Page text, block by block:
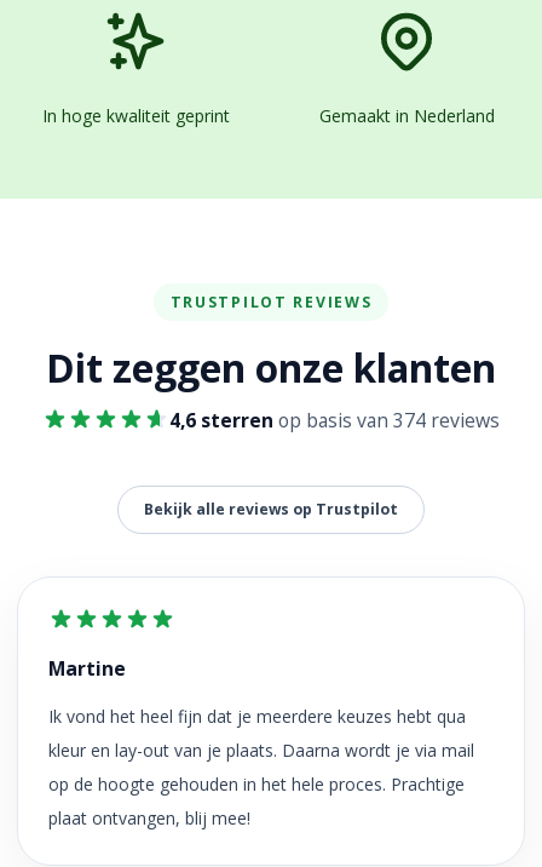
In hoge kwaliteit geprint Gemaakt in Nederland
TRUSTPILOT REVIEWS
Dit zeggen onze klanten
4,6 sterren op basis van 374 reviews
Bekijk alle reviews op Trustpilot
Martine
Ik vond het heel fijn dat je meerdere keuzes hebt qua
kleur en lay-out van je plaats. Daarna wordt je via mail
op de hoogte gehouden in het hele proces. Prachtige
plaat ontvangen, blij mee!